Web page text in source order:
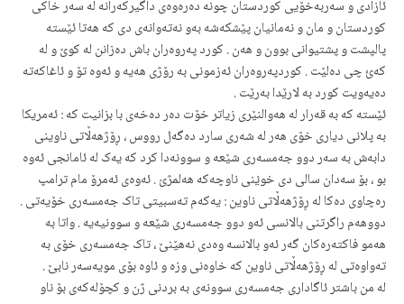
ئازادی و سەربەخۆیی کوردستان چونە دەرەوەی داگیرکەرانە لە سەر خاکی
کوردستان و مان و نەمانیان پێشکەشە بەو نەتەوانەی دی کە هەتا ئێستە
پالپشت و پشتیوانی بوون و هەن . کورد پەروەران باش دەزانن لە کوێ و لە
کەئ چی دەلێت . کوردپەروەران ئەزمونی بە رۆژی هەیە و ئەوە تۆ و ئاغاکەتە
دەیەویت کورد بە لارێدا بەرێت .
ئێستە کە بە قەرار لە هەوالنێری زیاتر خۆت دەر دەخەی با بزانیت کە : ئەمریکا
بە پلانی دیاری خۆی هەر لە شەری سارد دەگەل رووس ، ڕۆژهەڵاتی ناوینی
دابەش بە سەر دوو جەمسەری شێعە و سوونەدا کرد کە یەک لە ئامانجی ئەوە
بو ، بۆ سەدان سالی دی خوؽنی ناوچەکە هەلمژؽ . ئەوەی ئەمرۆ مام ترامپ
رەچاوی دەکا لە ڕۆژهەڵاتی ناوین : یەکەم تەسبیتی تاک جەمسەری خۆیەتی .
دووهەم راگرتنی بالانسی ئەو دوو جەمسەری شێعە و سوونیەیە . واتا بە
هەمو فاکتەرەکان گەر ئەو بالانسە وەدی نەهێنێ ، تاک جەمسەری خۆی بە
تەواوەتی لە ڕۆژهەڵاتی ناوین کە خاوەنی وزە و ئاوە بۆی مویەسەر نابێ .
لە من باشتر ئاگاداری جەمسەری سوونەی بە بردنی ژن و کچۆلەکەی بۆ ناو